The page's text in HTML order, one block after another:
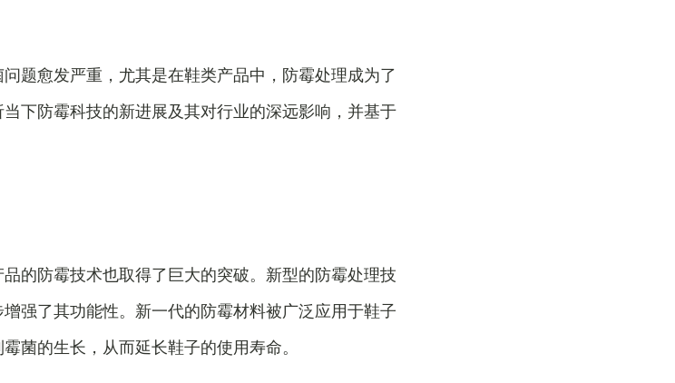
题愈发严重，尤其是在鞋类产品中，防霉处理成为了
下防霉科技的新进展及其对行业的深远影响，并基于
的防霉技术也取得了巨大的突破。新型的防霉处理技
强了其功能性。新一代的防霉材料被广泛应用于鞋子
菌的生长，从而延长鞋子的使用寿命。